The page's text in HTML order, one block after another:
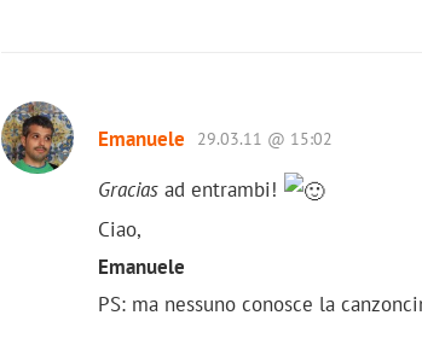
Emanuele 29.03.11 @ 15:02
Gracias ad entrambi!
Ciao,
Emanuele
PS: ma nessuno conosce la